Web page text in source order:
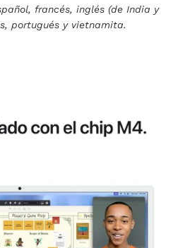
francés, inglés (de India y
portugués y vietnamita.